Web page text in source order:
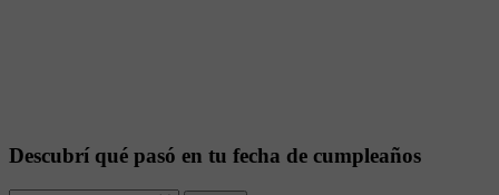
Descubrí qué pasó en tu fecha de cumpleaños